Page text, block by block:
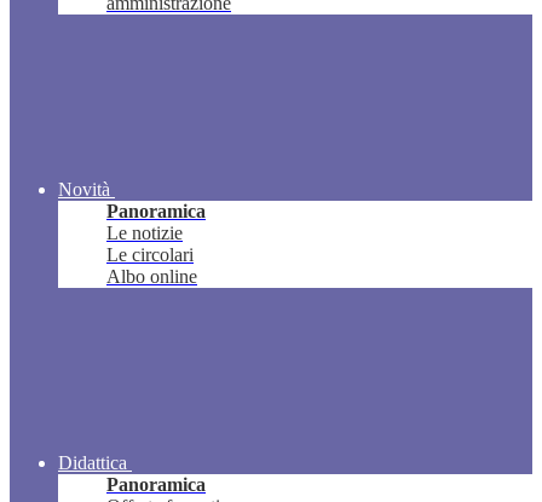
Novità
Panoramica
Le notizie
Le circolari
Albo online
Didattica
Panoramica